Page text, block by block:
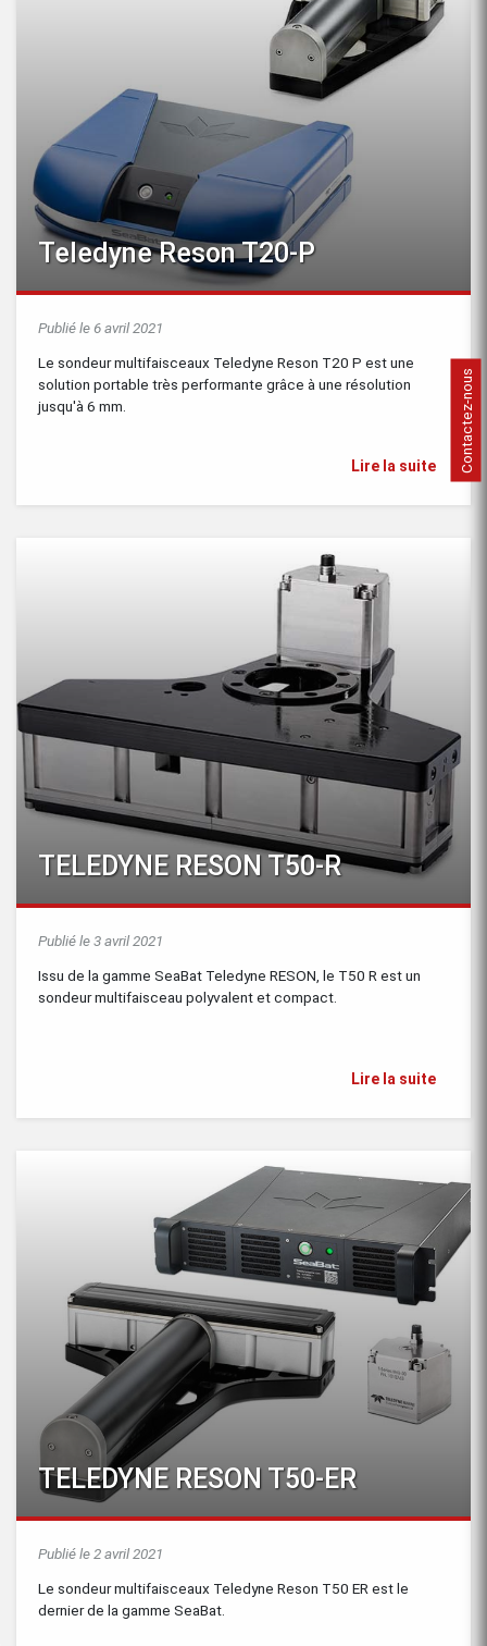
Teledyne Reson T20-P
Publié le 6 avril 2021
Le sondeur multifaisceaux Teledyne Reson T20 P est une
solution portable très performante grâce à une résolution
jusqu'à 6 mm.
Lire la suite
TELEDYNE RESON T50-R
Publié le 3 avril 2021
Issu de la gamme SeaBat Teledyne RESON, le T50 R est un
sondeur multifaisceau polyvalent et compact.
Lire la suite
TELEDYNE RESON T50-ER
Publié le 2 avril 2021
Le sondeur multifaisceaux Teledyne Reson T50 ER est le
dernier de la gamme SeaBat.
Contactez-nous